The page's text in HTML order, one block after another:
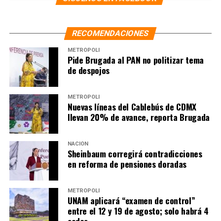
la ley electoral.
NOTAS RELACIONADAS:
ELECCIONES 2021
FUERZA TURQUESA
JUNTOS HAREMOS HISTORIA
MARIO DELGADO
MÉXICO
SIGUIENTE
José Mireles muere por complicaciones de Covid-19
NO TE PIERDAS
El TEPJF confirma infracciones por difusión de cartas
con el nombre de AMLO
RECOMENDACIONES
METRÓPOLI
Pide Brugada al PAN no politizar tema
de despojos
METRÓPOLI
Nuevas líneas del Cablebús de CDMX
llevan 20% de avance, reporta Brugada
NACIÓN
Sheinbaum corregirá contradicciones
en reforma de pensiones doradas
METRÓPOLI
UNAM aplicará “examen de control”
entre el 12 y 19 de agosto; solo habrá 4